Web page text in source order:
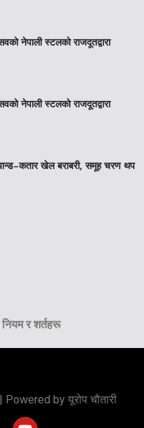
नेपाली स्टलको राजदूतद्वारा
नेपाली स्टलको राजदूतद्वारा
खेल बराबरी, समूह चरण थप
नियम र शर्तहरू
by यूरोप चौतारी